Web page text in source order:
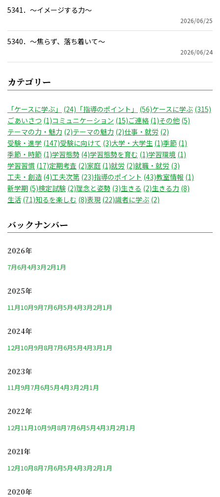
5341．～イメージする力〜
2026/06/25
5340．～焦らず、落ち着いて〜
2026/06/24
カテゴリー
「ケースに学ぶ」 (24) 「指導のポイント」 (56)ケースに学ぶ (315)
ごあいさつ (1)コミュニケーション (15)ご連絡 (1)その他 (5)
テーマの力・魅力 (2)テーマの魅力 (2)仕事・就労 (2)
受験・進学 (147)受験に向けて (3)大学・大学生 (1)季節 (1)
季節・時節 (1)学習態勢 (4)学習態勢を育む (1)学習環境 (1)
学習習慣 (17)定期考査 (2)家庭 (1)就労 (2)就職・就労 (3)
工夫・創造 (4)工夫次第 (23)指導のポイント (43)教室情報 (1)
新学期 (5)検定試験 (2)理念と姿勢 (3)生きる (2)生きる力 (8)
生活 (71)知るを楽しむ (8)表現 (22)識者に学ぶ (2)
バックナンバー
2026年
7月6月4月3月2月1月
2025年
11月10月9月7月6月5月4月3月2月1月
2024年
12月10月9月8月7月6月5月4月3月1月
2023年
11月9月7月6月5月4月3月2月1月
2022年
12月11月10月9月8月7月6月5月4月3月2月1月
2021年
12月10月8月7月6月5月4月3月2月1月
2020年